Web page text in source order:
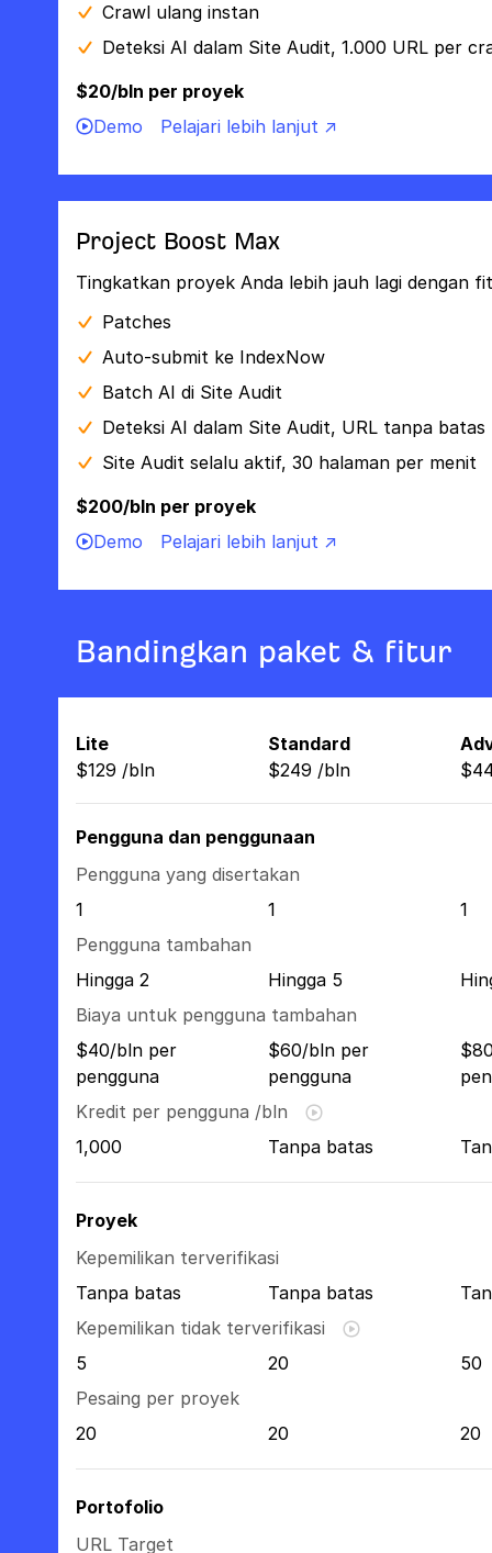
Crawl ulang instan
Deteksi AI dalam Site Audit, 1.000 URL per
$20/bln per proyek
Demo
Pelajari lebih lanjut ↗
Project Boost Max
Tingkatkan proyek Anda lebih jauh lagi dengan
Patches
Auto-submit ke IndexNow
Batch AI di Site Audit
Deteksi AI dalam Site Audit, URL tanpa batas
Site Audit selalu aktif, 30 halaman per menit
$200/bln per proyek
Demo
Pelajari lebih lanjut ↗
Bandingkan paket & fitur
Lite
$129 /bln
Standard
$249 /bln
$
Pengguna dan penggunaan
Pengguna yang disertakan
1
1
1
Pengguna tambahan
Hingga 2
Hingga 5
Biaya untuk pengguna tambahan
$40/bln per
pengguna
$60/bln per
pengguna
Kredit per pengguna /bln
1,000
Tanpa batas
Proyek
Kepemilikan terverifikasi
Tanpa batas
Tanpa batas
Kepemilikan tidak terverifikasi
5
20
50
Pesaing per proyek
20
20 20
Portofolio
URL Target